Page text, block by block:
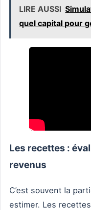
LIRE AUSSI
quel capital pour
Les recettes :
revenus
C’est souvent la
estimer. Les